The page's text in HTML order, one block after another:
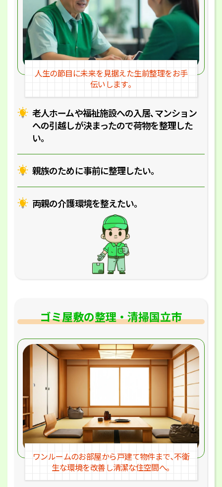
老人ホームや福祉施設への入居､マンション
への引越しが決まったので荷物を整理した
い｡
親族のために事前に整理したい｡
両親の介護環境を整えたい｡
人生の節目に未来を見据えた生前整理をお手
伝いします｡
ゴミ屋敷の整理・清掃国立市
ワンルームのお部屋から戸建て物件まで､不衛
生な環境を改善し清潔な住空間へ｡